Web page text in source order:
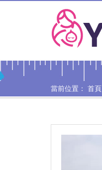
當前位置： 首頁